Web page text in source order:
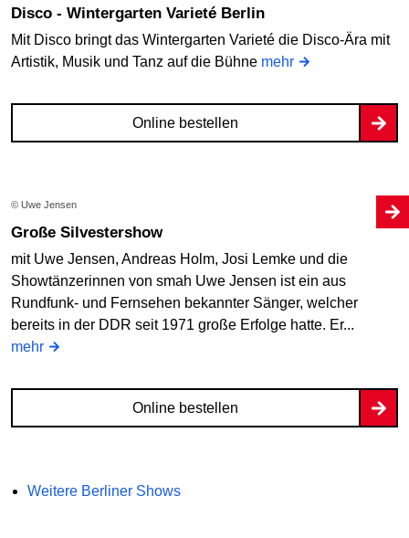
Disco - Wintergarten Varieté Berlin
Mit Disco bringt das Wintergarten Varieté die Disco-Ära mit
Artistik, Musik und Tanz auf die Bühne mehr
Online bestellen
© Uwe Jensen
Große Silvestershow
mit Uwe Jensen, Andreas Holm, Josi Lemke und die
Showtänzerinnen von smah Uwe Jensen ist ein aus
Rundfunk- und Fernsehen bekannter Sänger, welcher
bereits in der DDR seit 1971 große Erfolge hatte. Er...
mehr
Online bestellen
Weitere Berliner Shows